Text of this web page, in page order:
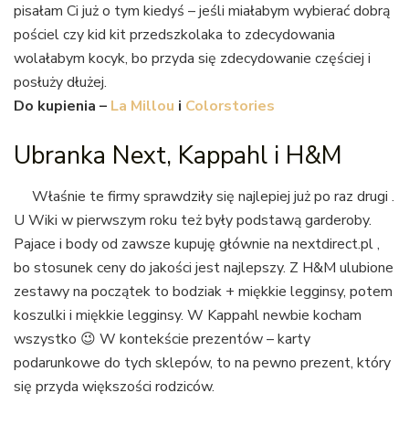
pisałam Ci już o tym kiedyś – jeśli miałabym wybierać dobrą
pościel czy kid kit przedszkolaka to zdecydowania
wolałabym kocyk, bo przyda się zdecydowanie częściej i
posłuży dłużej.
Do kupienia – La Millou i Colorstories
Ubranka Next, Kappahl i H&M
Właśnie te firmy sprawdziły się najlepiej już po raz drugi .
U Wiki w pierwszym roku też były podstawą garderoby.
Pajace i body od zawsze kupuję głównie na nextdirect.pl ,
bo stosunek ceny do jakości jest najlepszy. Z H&M ulubione
zestawy na początek to bodziak + miękkie legginsy, potem
koszulki i miękkie legginsy. W Kappahl newbie kocham
wszystko 😉 W kontekście prezentów – karty
podarunkowe do tych sklepów, to na pewno prezent, który
się przyda większości rodziców.